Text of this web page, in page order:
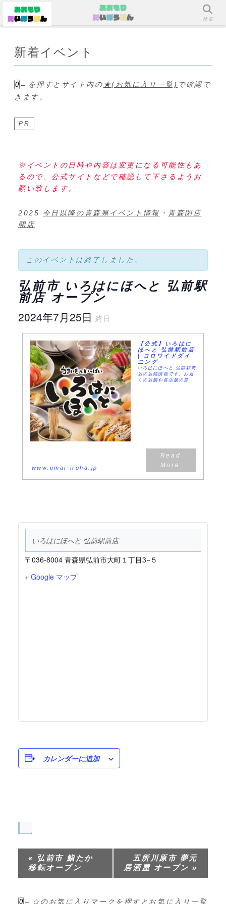
新着イベント
0 ←を押すとサイト内の ★(お気に入り一覧) で確認で
きます。
PR
※イベントの日時や内容は変更になる可能性もあ
るので、公式サイトなどで確認して下さるようお
願い致します。
2025 今日以降の青森県イベント情報 ・ 青森閉店
開店
このイベントは終了しました。
弘前市 いろはにほへと 弘前駅
前店 オープン
2024年7月25日 終日
【公式】いろはに
ほへと 弘前駅前店
| コロワイドダイ
ニング
いろはにほへと 弘前駅前
店の店鋪情報です。お近
くの店舗や各店舗の営業
www.umai-iroha.jp
いろはにほへと 弘前駅前店
〒036-8004 青森県弘前市大町１丁目3−５
+ Google マップ
カレンダーに追加
イ
ベ
ン
ト
«
弘前市 鮨たか
移転オープン
五所川原市 夢元
居酒屋 オープン»
0 ←☆のお気に入りマークを押すと お気に入り一覧
メニュー 検索